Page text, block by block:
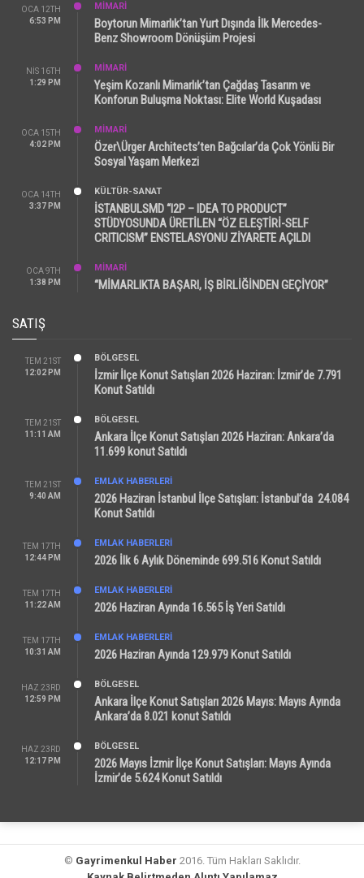
OCA 12TH
6:53 PM
MİMARİ
Boytorun Mimarlık’tan Yurt Dışında İlk Mercedes-
Benz Showroom Dönüşüm Projesi
NIS 16TH
1:29 PM
MİMARİ
Yeşim Kozanlı Mimarlık’tan Çağdaş Tasarım ve
Konforun Buluşma Noktası: Elite World Kuşadası
OCA 15TH
4:02 PM
MİMARİ
Özer\Ürger Architects’ten Bağcılar’da Çok Yönlü Bir
Sosyal Yaşam Merkezi
OCA 14TH
3:37 PM
KÜLTÜR-SANAT
İSTANBULSMD “I2P – IDEA TO PRODUCT”
STÜDYOSUNDA ÜRETİLEN “ÖZ ELEŞTİRİ-SELF
CRITICISM” ENSTELASYONU ZİYARETE AÇILDI
OCA 9TH
1:38 PM
MİMARİ
“MİMARLIKTA BAŞARI, İŞ BİRLİĞİNDEN GEÇİYOR”
SATIŞ
TEM 21ST
12:02 PM
BÖLGESEL
İzmir İlçe Konut Satışları 2026 Haziran: İzmir’de 7.791
Konut Satıldı
TEM 21ST
11:11 AM
BÖLGESEL
Ankara İlçe Konut Satışları 2026 Haziran: Ankara’da
11.699 konut Satıldı
TEM 21ST
9:40 AM
EMLAK HABERLERI
2026 Haziran İstanbul İlçe Satışları: İstanbul’da 24.084
Konut Satıldı
TEM 17TH
12:44 PM
EMLAK HABERLERI
2026 İlk 6 Aylık Döneminde 699.516 Konut Satıldı
TEM 17TH
11:22 AM
EMLAK HABERLERI
2026 Haziran Ayında 16.565 İş Yeri Satıldı
TEM 17TH
10:31 AM
EMLAK HABERLERI
2026 Haziran Ayında 129.979 Konut Satıldı
HAZ 23RD
12:59 PM
BÖLGESEL
Ankara İlçe Konut Satışları 2026 Mayıs: Mayıs Ayında
Ankara’da 8.021 konut Satıldı
HAZ 23RD
12:17 PM
BÖLGESEL
2026 Mayıs İzmir İlçe Konut Satışları: Mayıs Ayında
İzmir’de 5.624 Konut Satıldı
© Gayrimenkul Haber 2016. Tüm Hakları Saklıdır.